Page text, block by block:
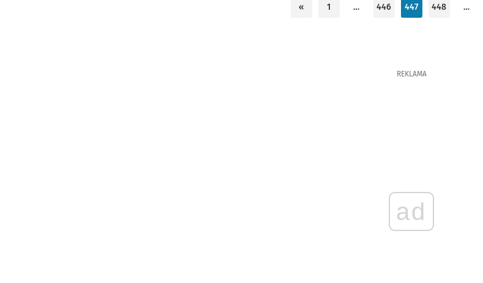
« 1 … 446 447 448 …
REKLAMA
ad